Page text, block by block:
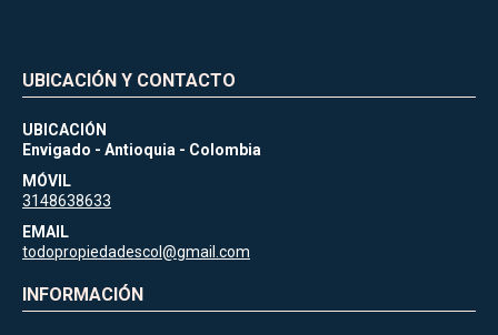
UBICACIÓN Y CONTACTO
UBICACIÓN
Envigado - Antioquia - Colombia
MÓVIL
3148638633
EMAIL
todopropiedadescol@gmail.com
INFORMACIÓN